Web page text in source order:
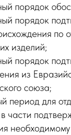
порядок
порядок
по
изделий;
порядок
из
союза;
период для
части